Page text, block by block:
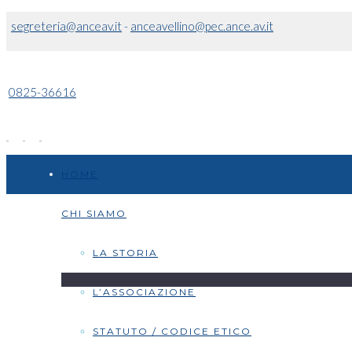
segreteria@anceav.it- anceavellino@pec.ance.av.it
0825-36616
CHI SIAMO
LA STORIA
L’ASSOCIAZIONE
STATUTO / CODICE ETICO